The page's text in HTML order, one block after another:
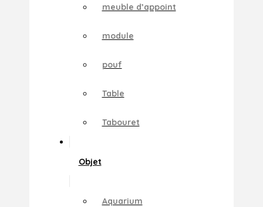
meuble d’appoint
module
pouf
Table
Tabouret
Objet
Aquarium